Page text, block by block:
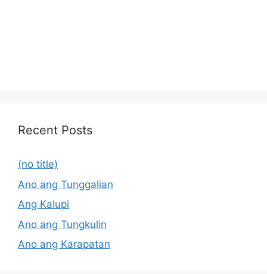
Recent Posts
(no title)
Ano ang Tunggalian
Ang Kalupi
Ano ang Tungkulin
Ano ang Karapatan